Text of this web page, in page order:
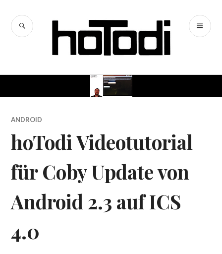
Inhalt
springen
hoTodi
SUCHE
ANDROID
hoTodi Videotutorial
für Coby Update von
Android 2.3 auf ICS
4.0